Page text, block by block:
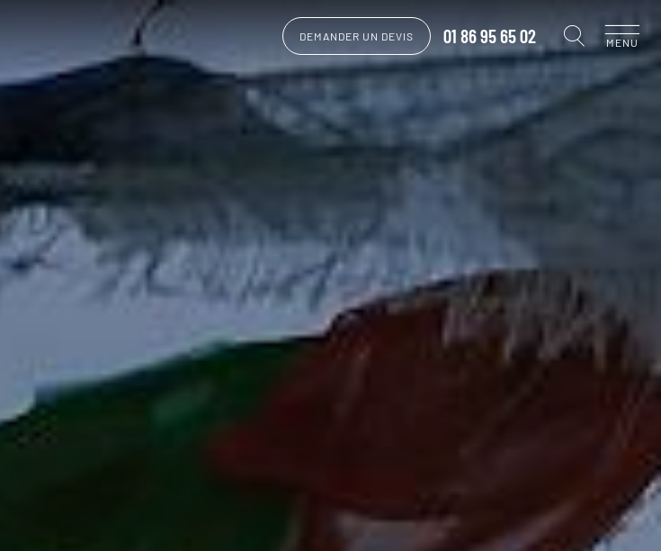
DEMANDER UN DEVIS 01 86 95 65 02 MENU